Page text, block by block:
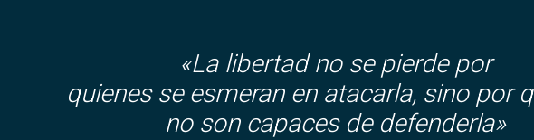
«La libertad no se pierde por
quienes se esmeran en atacarla, sino por
no son capaces de defenderla»